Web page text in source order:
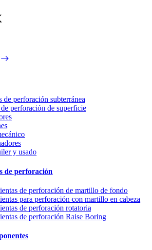
de perforación subterránea
perforación de superficie
y usado
de perforación
de perforación de martillo de fondo
para perforación con martillo en cabeza
de perforación rotatoria
de perforación Raise Boring